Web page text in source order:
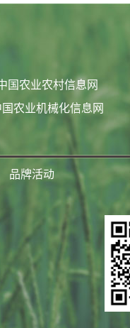
国农业农村信息网
国农业机械化信息网
品牌活动